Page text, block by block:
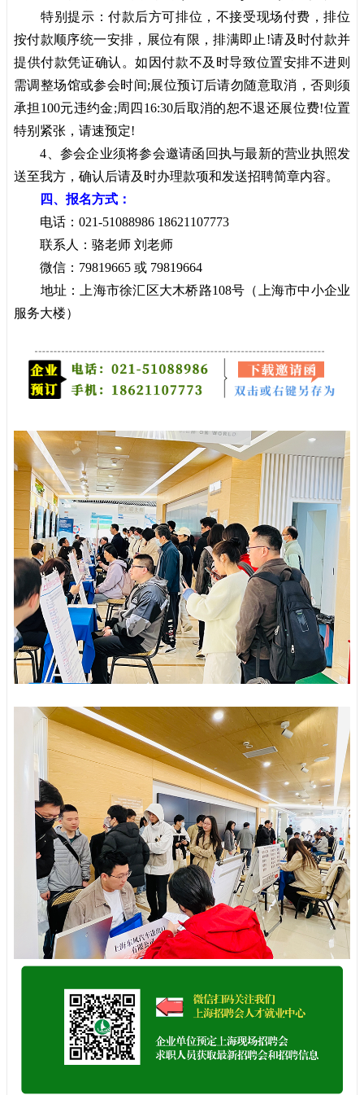
特别提示：付款后方可排位，不接受现场付费，排位
按付款顺序统一安排，展位有限，排满即止!请及时付款并
提供付款凭证确认。如因付款不及时导致位置安排不进则
需调整场馆或参会时间;展位预订后请勿随意取消，否则须
承担100元违约金;周四16:30后取消的恕不退还展位费!位置
特别紧张，请速预定!
4、参会企业须将参会邀请函回执与最新的营业执照发
送至我方，确认后请及时办理款项和发送招聘简章内容。
四、报名方式：
电话：021-51088986 18621107773
联系人：骆老师 刘老师
微信：79819665 或 79819664
地址：上海市徐汇区大木桥路108号（上海市中小企业
服务大楼）